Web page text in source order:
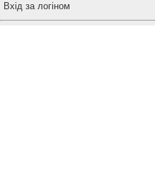
Вхiд за логiном